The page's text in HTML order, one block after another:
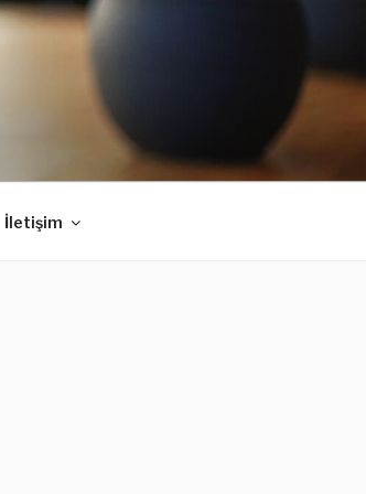
İletişim